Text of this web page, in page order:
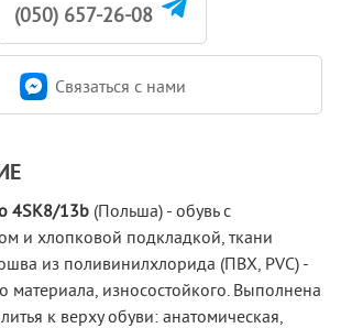
(050) 657-26-08
Связаться c нами
4SK8/13b (Польша) - обувь с
и хлопковой подкладкой, ткани
из поливинилхлорида (ПВХ, PVC) -
материала, износостойкого. Выполнена
к верху обуви: анатомическая,